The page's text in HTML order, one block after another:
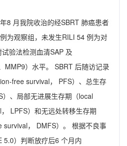
8 月我院收治的经SBRT 肺癌患者
为观察组，未发生RILI 54 例为对
验法检测血清SAP 及
MMP9）水平。 SBRT 后随访记录
free survival， PFS）、总生存
、局部无进展生存期（local
LPFS）和无远处转移生存期
survival， DMFS）。 根据不良事
5.0）判断放疗后6 个月内